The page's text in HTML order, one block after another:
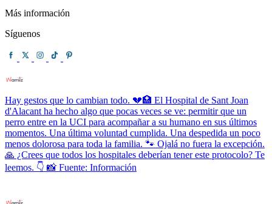
Más información
Síguenos
Hay gestos que lo cambian todo. 💔🏥 El Hospital de Sant Joan
d'Alacant ha hecho algo que pocas veces se ve: permitir que un
perro entre en la UCI para acompañar a su humano en sus últimos
momentos. Una última voluntad cumplida. Una despedida un poco
menos dolorosa para toda la familia. 🐾 Ojalá no fuera la excepción.
🙏 ¿Crees que todos los hospitales deberían tener este protocolo? Te
leemos. 👇 📸 Fuente: Información